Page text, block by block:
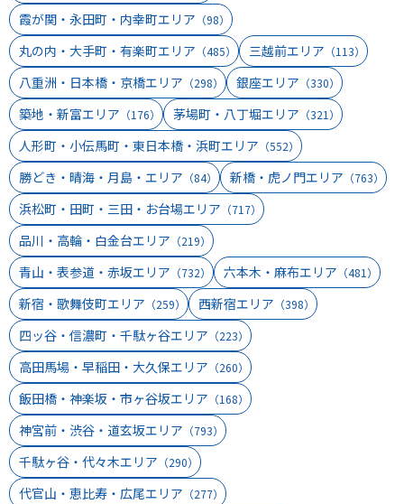
霞が関・永田町・内幸町エリア （98）
丸の内・大手町・有楽町エリア （485） 三越前エリア （113）
八重洲・日本橋・京橋エリア （298） 銀座エリア （330）
築地・新富エリア （176） 茅場町・八丁堀エリア （321）
人形町・小伝馬町・東日本橋・浜町エリア （552）
勝どき・晴海・月島・エリア （84） 新橋・虎ノ門エリア （763）
浜松町・田町・三田・お台場エリア （717）
品川・高輪・白金台エリア （219）
青山・表参道・赤坂エリア （732） 六本木・麻布エリア （481）
新宿・歌舞伎町エリア （259） 西新宿エリア （398）
四ッ谷・信濃町・千駄ヶ谷エリア （223）
高田馬場・早稲田・大久保エリア （260）
飯田橋・神楽坂・市ヶ谷坂エリア （168）
神宮前・渋谷・道玄坂エリア （793）
千駄ヶ谷・代々木エリア （290）
代官山・恵比寿・広尾エリア （277）